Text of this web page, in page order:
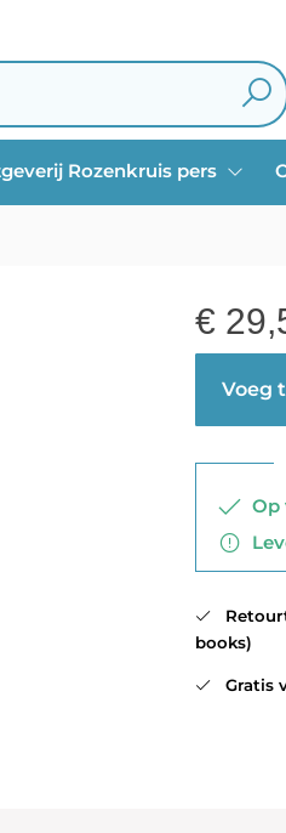
Rozenkruis pers
€
Voeg
Op
books)
Gratis